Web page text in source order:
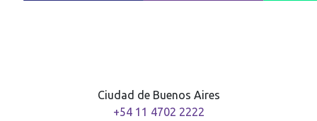
Ciudad de Buenos Aires
+54 11 4702 2222